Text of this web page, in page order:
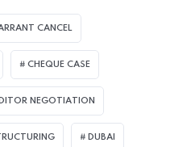
CANCEL
CHEQUE CASE
NEGOTIATION
DUBAI